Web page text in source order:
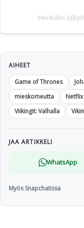
Henkilön
AIHEET
Game of Thrones
mieskomeutta
Netflix
Viikingit: Valhalla
JAA ARTIKKELI
WhatsApp
Myös Snapchatissa